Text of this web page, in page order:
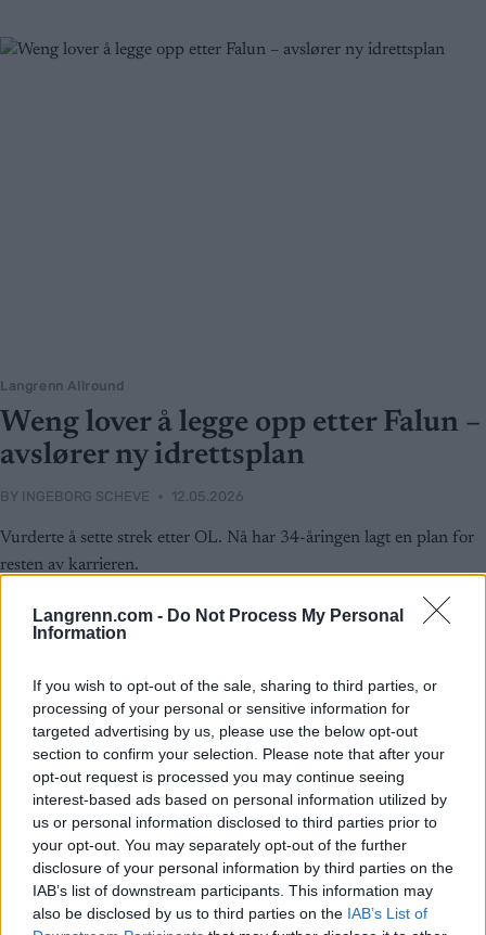
Langrenn.com - Do Not Process My Personal
Information
If you wish to opt-out of the sale, sharing to third parties, or
processing of your personal or sensitive information for
targeted advertising by us, please use the below opt-out
section to confirm your selection. Please note that after your
opt-out request is processed you may continue seeing
interest-based ads based on personal information utilized by
us or personal information disclosed to third parties prior to
your opt-out. You may separately opt-out of the further
disclosure of your personal information by third parties on the
IAB’s list of downstream participants. This information may
also be disclosed by us to third parties on the IAB’s List of
Langrenn Allround
Weng lover å legge opp etter Falun –
avslører ny idrettsplan
BY INGEBORG SCHEVE 12.05.2026
Vurderte å sette strek etter OL. Nå har 34-åringen lagt en plan for
resten av karrieren.